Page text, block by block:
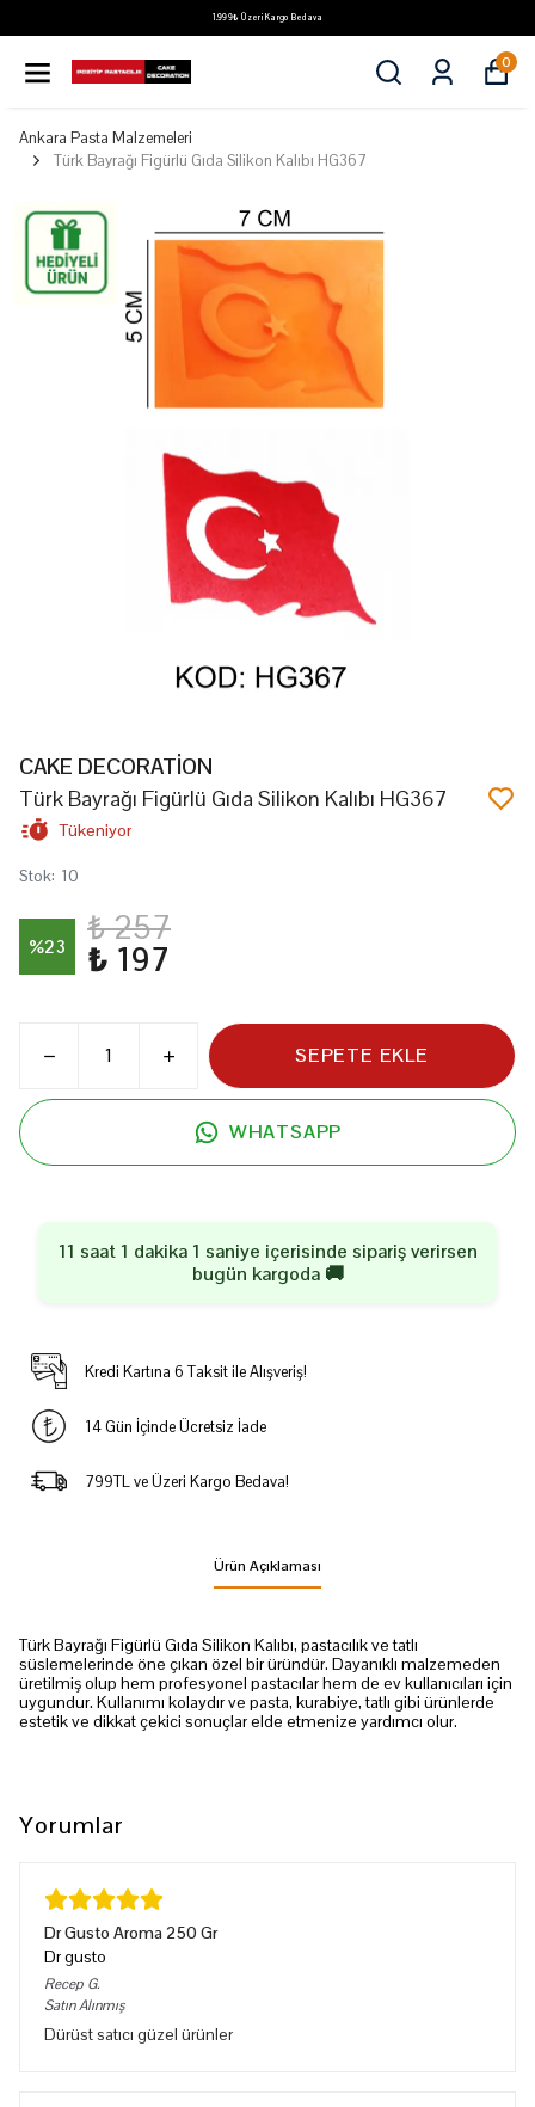
1.999₺ Üzeri Kargo Bedava
0
Ankara Pasta Malzemeleri
Türk Bayrağı Figürlü Gıda Silikon Kalıbı HG367
CAKE DECORATİON
Türk Bayrağı Figürlü Gıda Silikon Kalıbı HG367
Tükeniyor
Stok: 10
%23 ₺ 257
₺ 197
SEPETE EKLE
WHATSAPP
11 saat 1 dakika 1 saniye içerisinde sipariş verirsen
bugün kargoda 🚚
Kredi Kartına 6 Taksit ile Alışveriş!
14 Gün İçinde Ücretsiz İade
799TL ve Üzeri Kargo Bedava!
Ürün Açıklaması
Türk Bayrağı Figürlü Gıda Silikon Kalıbı, pastacılık ve tatlı
süslemelerinde öne çıkan özel bir üründür. Dayanıklı malzemeden
üretilmiş olup hem profesyonel pastacılar hem de ev kullanıcıları için
uygundur. Kullanımı kolaydır ve pasta, kurabiye, tatlı gibi ürünlerde
estetik ve dikkat çekici sonuçlar elde etmenize yardımcı olur.
Yorumlar
Dr Gusto Aroma 250 Gr
Dr gusto
Recep G.
Satın Alınmış
Dürüst satıcı güzel ürünler